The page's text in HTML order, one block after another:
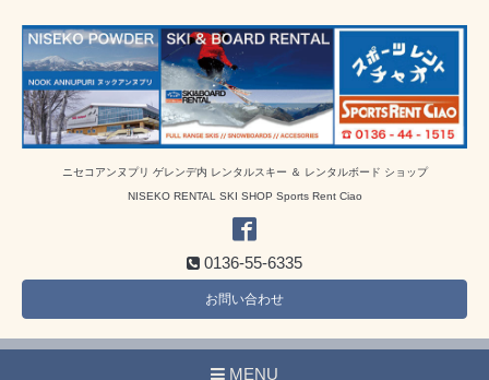
ニセコアンヌプリ ゲレンデ内 レンタルスキー ＆ レンタルボード ショップ
NISEKO RENTAL SKI SHOP Sports Rent Ciao
0136-55-6335
お問い合わせ
MENU